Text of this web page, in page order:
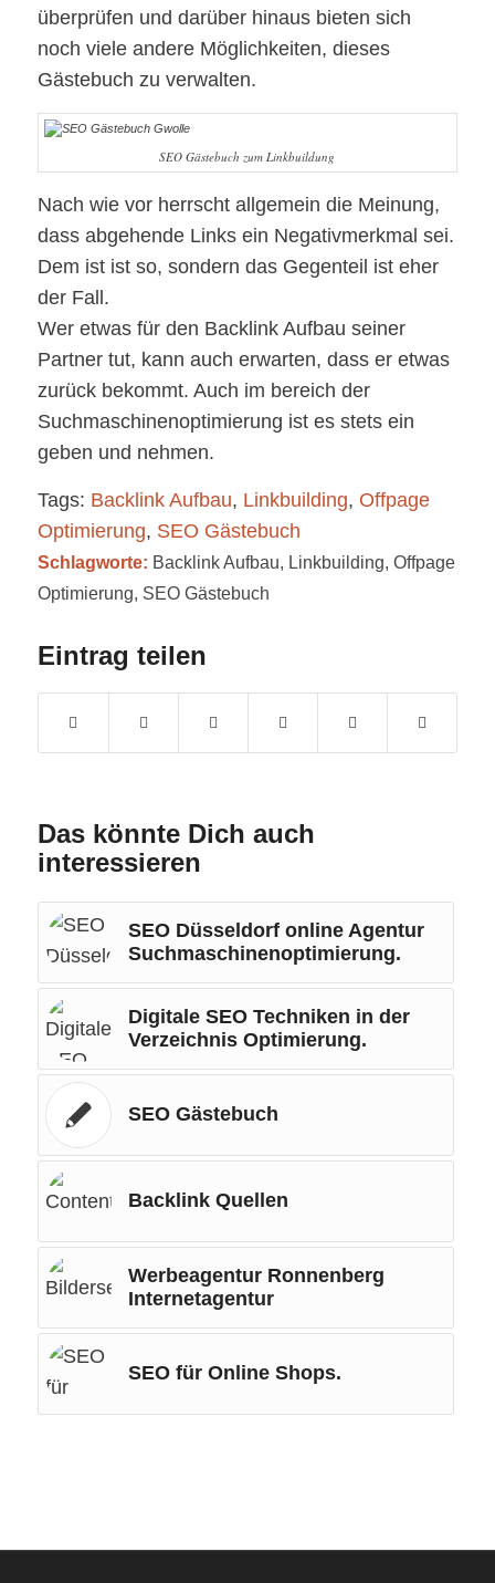
überprüfen und darüber hinaus bieten sich
noch viele andere Möglichkeiten, dieses
Gästebuch zu verwalten.
SEO Gästebuch zum Linkbuildung
Nach wie vor herrscht allgemein die Meinung,
dass abgehende Links ein Negativmerkmal sei.
Dem ist ist so, sondern das Gegenteil ist eher
der Fall.
Wer etwas für den Backlink Aufbau seiner
Partner tut, kann auch erwarten, dass er etwas
zurück bekommt. Auch im bereich der
Suchmaschinenoptimierung ist es stets ein
geben und nehmen.
Tags: Backlink Aufbau, Linkbuilding, Offpage
Optimierung, SEO Gästebuch
Schlagworte: Backlink Aufbau, Linkbuilding, Offpage
Optimierung, SEO Gästebuch
Eintrag teilen
Das könnte Dich auch
interessieren
SEO Düsseldorf online Agentur
Suchmaschinenoptimierung.
Digitale SEO Techniken in der
Verzeichnis Optimierung.
SEO Gästebuch
Backlink Quellen
Werbeagentur Ronnenberg
Internetagentur
SEO für Online Shops.